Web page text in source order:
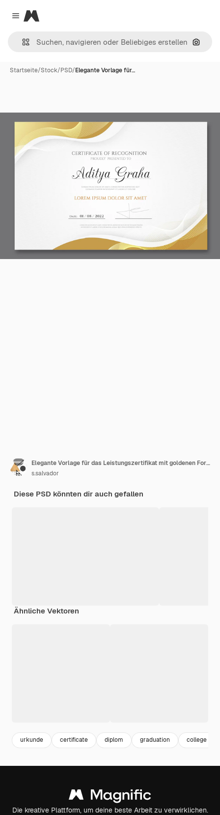
Close menu
Magnific
Nach
Startseite/Stock/PSD/Elegante Vorlage für…
Elegante Vorlage für das Leistungszertifikat mit goldenen Formen
s.salvador
Diese PSD könnten dir auch gefallen
Ähnliche Vektoren
urkunde certificate diplom graduation college
Die kreative Plattform, um deine beste Arbeit zu verwirklichen.